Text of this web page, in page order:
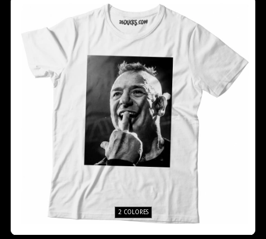
2 COLORES